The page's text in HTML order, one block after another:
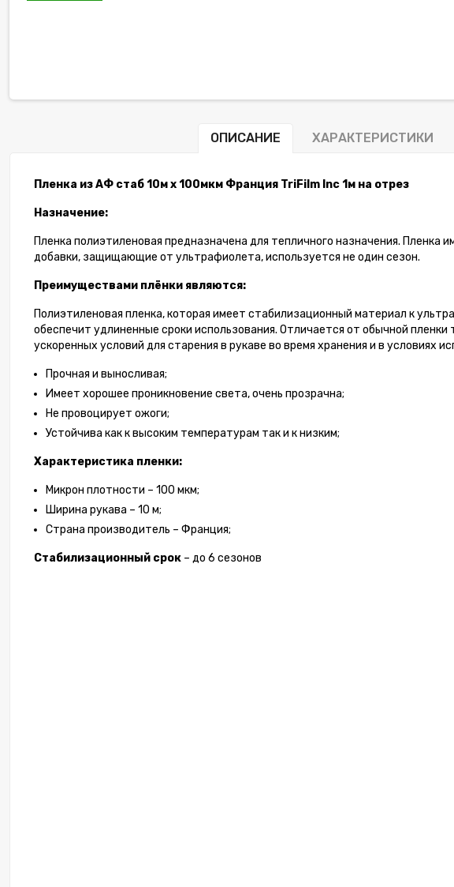
ОПИСАНИЕ ХАРАКТЕРИСТИКИ
Пленка из АФ стаб 10м х 100мкм Франция TriFilm Inc 1м на отрез
Назначение:
Пленка полиэтиленовая предназначена для тепличного назначения. Пленка
добавки, защищающие от ультрафиолета, используется не один сезон.
Преимуществами плёнки являются:
Полиэтиленовая пленка, которая имеет стабилизационный материал к
обеспечит удлиненные сроки использования. Отличается от обычной
ускоренных условий для старения в рукаве во время хранения и в условиях
Прочная и выносливая;
Имеет хорошее проникновение света, очень прозрачна;
Не провоцирует ожоги;
Устойчива как к высоким температурам так и к низким;
Характеристика пленки:
Микрон плотности – 100 мкм;
Ширина рукава – 10 м;
Страна производитель – Франция;
Стабилизационный срок – до 6 сезонов